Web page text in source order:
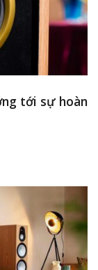
tới sự hoàn